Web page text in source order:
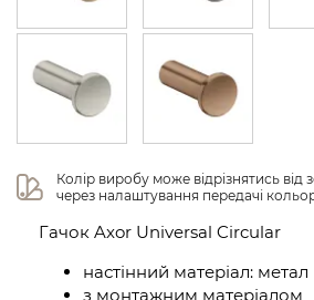
Колір виробу може відрізнятись від
через налаштування передачі
Гачок Axor Universal Circular
настінний матеріал: метал
з монтажним матеріалом